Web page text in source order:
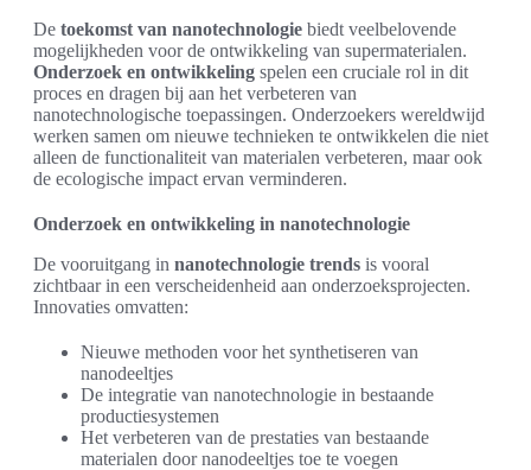
De toekomst van nanotechnologie biedt veelbelovende
mogelijkheden voor de ontwikkeling van supermaterialen.
Onderzoek en ontwikkeling spelen een cruciale rol in dit
proces en dragen bij aan het verbeteren van
nanotechnologische toepassingen. Onderzoekers wereldwijd
werken samen om nieuwe technieken te ontwikkelen die niet
alleen de functionaliteit van materialen verbeteren, maar ook
de ecologische impact ervan verminderen.
Onderzoek en ontwikkeling in nanotechnologie
De vooruitgang in nanotechnologie trends is vooral
zichtbaar in een verscheidenheid aan onderzoeksprojecten.
Innovaties omvatten:
Nieuwe methoden voor het synthetiseren van
nanodeeltjes
De integratie van nanotechnologie in bestaande
productiesystemen
Het verbeteren van de prestaties van bestaande
materialen door nanodeeltjes toe te voegen